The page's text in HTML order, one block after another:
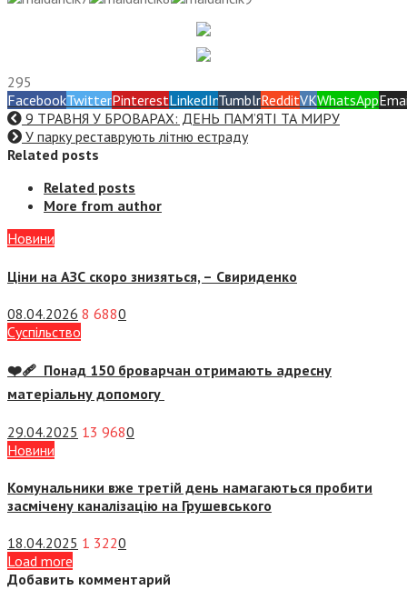
295
FacebookTwitterPinterestLinkedInTumblrRedditVKWhatsApp
9 ТРАВНЯ У БРОВАРАХ: ДЕНЬ ПАМ’ЯТІ ТА МИРУ
У парку реставрують літню естраду
Related posts
Related posts
More from author
Новини
Ціни на АЗС скоро знизяться, – Свириденко
08.04.2026 8 6880
Суспiльство
❤️‍🩹 Понад 150 броварчан отримають адресну
матеріальну допомогу
29.04.2025 13 9680
Новини
Комунальники вже третій день намагаються пробити
засмічену каналізацію на Грушевського
18.04.2025 1 3220
Load more
Добавить комментарий